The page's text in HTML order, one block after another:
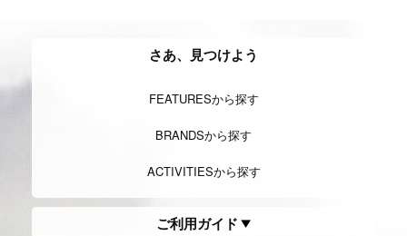
さあ、見つけよう
FEATURESから探す
BRANDSから探す
ACTIVITIESから探す
ご利用ガイド